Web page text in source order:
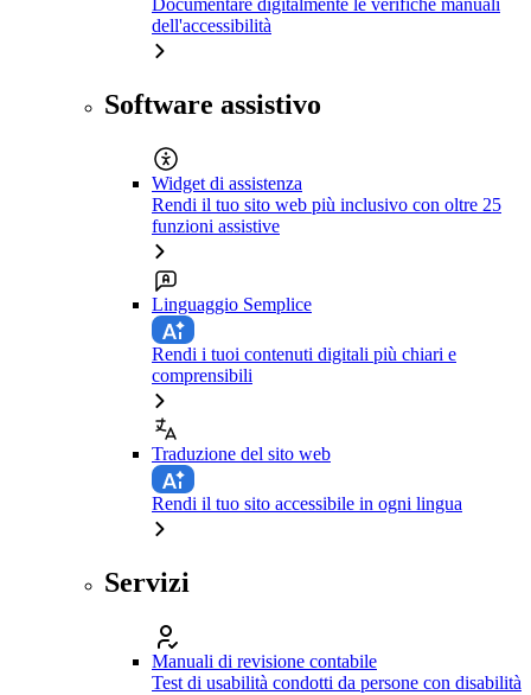
Documentare digitalmente le verifiche manuali
dell'accessibilità
Software assistivo
Widget di assistenza
Rendi il tuo sito web più inclusivo con oltre 25
funzioni assistive
Linguaggio Semplice
Rendi i tuoi contenuti digitali più chiari e
comprensibili
Traduzione del sito web
Rendi il tuo sito accessibile in ogni lingua
Servizi
Manuali di revisione contabile
Test di usabilità condotti da persone con disabilità